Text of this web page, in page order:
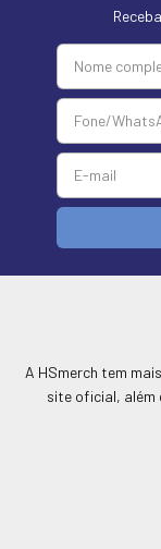
A HSmerch tem
site oficial, além